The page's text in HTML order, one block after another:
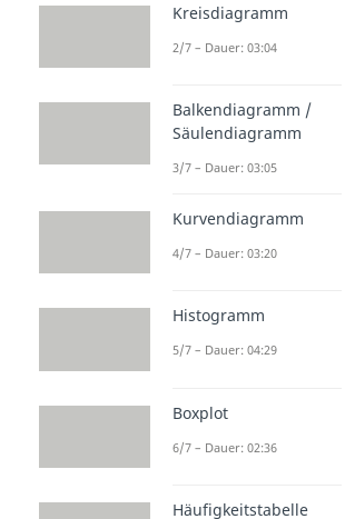
In einer
verschiedene Werte
folgenden Absatz an,
einzelnen Werte
wie oft eine Variable
vorkommt. Du
Beispiel durchs
Anzahl der einzelnen
ermittelt, rechnest du
und stellst sie am Ende
Gesamtdar.
DenGesamtwert
Kreisdiagramm
2/7 – Dauer: 03:04
Balkendiagramm /
Säulendiagramm
3/7 – Dauer: 03:05
Kurvendiagramm
4/7 – Dauer: 03:20
Histogramm
5/7 – Dauer: 04:29
Boxplot
6/7 – Dauer: 02:36
Häufigkeitstabelle